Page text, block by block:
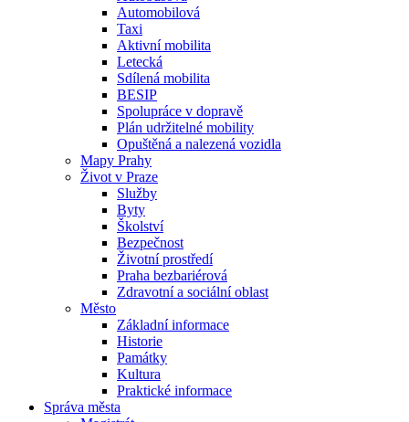
Automobilová
Taxi
Aktivní mobilita
Letecká
Sdílená mobilita
BESIP
Spolupráce v dopravě
Plán udržitelné mobility
Opuštěná a nalezená vozidla
Mapy Prahy
Život v Praze
Služby
Byty
Školství
Bezpečnost
Životní prostředí
Praha bezbariérová
Zdravotní a sociální oblast
Město
Základní informace
Historie
Památky
Kultura
Praktické informace
Správa města